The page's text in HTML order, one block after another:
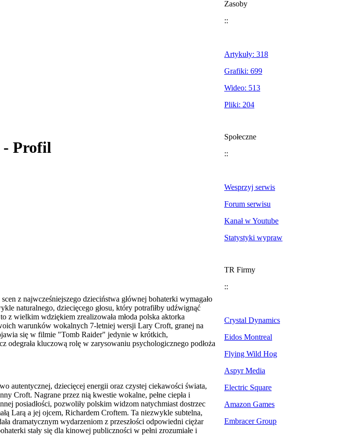
- Profil
z najwcześniejszego dzieciństwa głównej bohaterki wymagało
naturalnego, dziecięcego głosu, który potrafiłby udźwignąć
z wielkim wdziękiem zrealizowała młoda polska aktorka
warunków wokalnych 7-letniej wersji Lary Croft, granej na
się w filmie "Tomb Raider" jedynie w krótkich,
odegrała kluczową rolę w zarysowaniu psychologicznego podłoża
autentycznej, dziecięcej energii oraz czystej ciekawości świata,
Croft. Nagrane przez nią kwestie wokalne, pełne ciepła i
posiadłości, pozwoliły polskim widzom natychmiast dostrzec
Larą a jej ojcem, Richardem Croftem. Ta niezwykle subtelna,
dramatycznym wydarzeniom z przeszłości odpowiedni ciężar
stały się dla kinowej publiczności w pełni zrozumiałe i
Zasoby
::
Artykuły: 318
Grafiki: 699
Wideo: 513
Pliki: 204
Społeczne
::
Wesprzyj serwis
Forum serwisu
Kanał w Youtube
Statystyki wypraw
TR Firmy
::
Crystal Dynamics
Eidos Montreal
Flying Wild Hog
Aspyr Media
Electric Square
Amazon Games
Embracer Group